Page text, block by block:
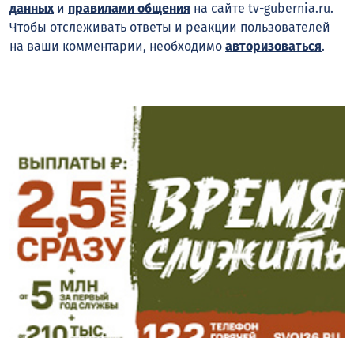
данныхи правилами общения на сайте tv-gubernia.ru.
Чтобы отслеживать ответы и реакции пользователей
на ваши комментарии, необходимо авторизоваться.